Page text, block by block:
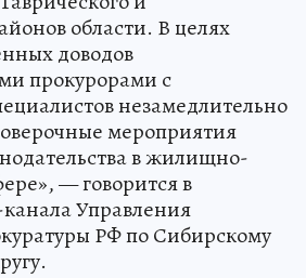
области. В целях
доводов
прокурорами с
незамедлительно
мероприятия
в жилищно-
— говорится в
Управления
РФ по Сибирскому